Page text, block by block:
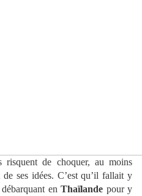
risquent de choquer, au moins
ses idées. C’est qu’il fallait y
débarquant enThaïlande pour y